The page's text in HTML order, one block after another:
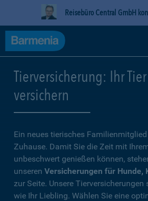
Reisebüro Central GmbH
Tierversicherung: Ihr
versichern
Ein neues tierisches
Zuhause. Damit Sie die Zeit mit
unbeschwert genießen können,
unseren Versicherungen für Hunde,
zur Seite. Unsere
wie Ihr Liebling. Wählen Sie eine